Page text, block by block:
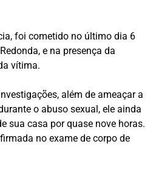
foi cometido no último dia 6
e na presença da
vítima.
além de ameaçar a
o abuso sexual, ele ainda
sua casa por quase nove horas.
no exame de corpo de